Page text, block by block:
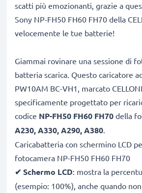
scatti più emozionanti, grazie a
Sony NP-FH50 FH60 FH70 della
velocemente le tue batterie!
Giammai rovinare una sessione di
batteria scarica. Questo caricatore
PW10AM BC-VH1, marcato
specificamente progettato per
codice NP-FH50 FH60 FH70 della
A230, A330, A290, A380.
Caricabatteria con schermino LCD
fotocamera NP-FH50 FH60 FH70
✔ Schermo LCD: mostra la
(esempio: 100%), anche quando